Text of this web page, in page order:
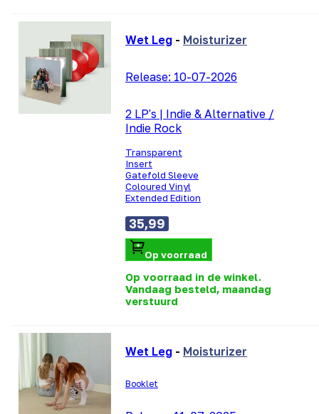
Wet Leg - Moisturizer
Release: 10-07-2026
2 LP's | Indie & Alternative /
Indie Rock
Transparent
Insert
Gatefold Sleeve
Coloured Vinyl
Extended Edition
35,99
Op voorraad
Op voorraad in de winkel.
Vandaag besteld, maandag
verstuurd
Wet Leg - Moisturizer
Booklet